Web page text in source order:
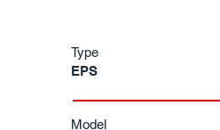
Type
EPS
Model